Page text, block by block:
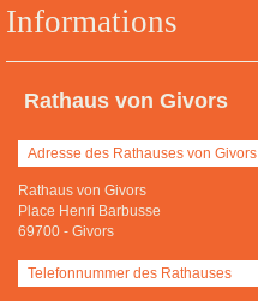
Informations
Rathaus von Givors
Adresse des Rathauses von Givors
Rathaus von Givors
Place Henri Barbusse
69700 - Givors
Telefonnummer des Rathauses